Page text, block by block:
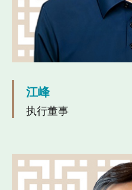
江峰
执行董事